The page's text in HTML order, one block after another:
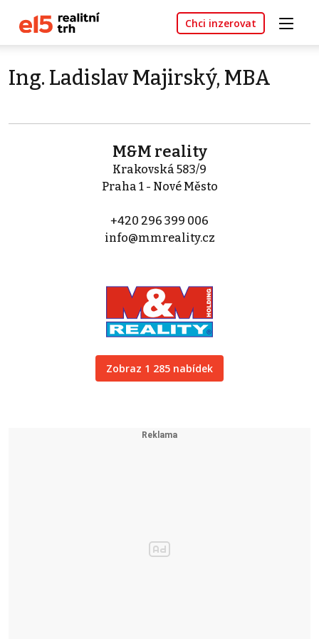
Chci inzerovat
Ing. Ladislav Majirský, MBA
M&M reality
Krakovská 583/9
Praha 1 - Nové Město
+420 296 399 006
info@mmreality.cz
Zobraz 1 285 nabídek